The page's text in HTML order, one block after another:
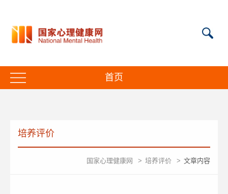
首页
培养评价
国家心理健康网 > 培养评价 > 文章内容